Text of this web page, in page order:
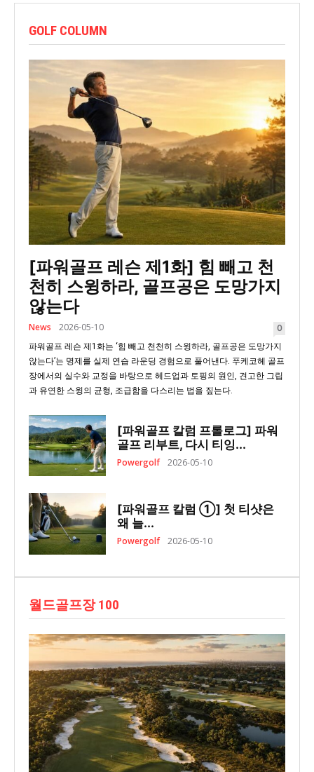
GOLF COLUMN
[파워골프 레슨 제1화] 힘 빼고 천
천히 스윙하라, 골프공은 도망가지
않는다
News 2026-05-10 0
파워골프 레슨 제1화는 ‘힘 빼고 천천히 스윙하라, 골프공은 도망가지
않는다’는 명제를 실제 연습 라운딩 경험으로 풀어낸다. 푸케코헤 골프
장에서의 실수와 교정을 바탕으로 헤드업과 토핑의 원인, 견고한 그립
과 유연한 스윙의 균형, 조급함을 다스리는 법을 짚는다.
[파워골프 칼럼 프롤로그] 파워
골프 리부트, 다시 티잉...
Powergolf 2026-05-10
[파워골프 칼럼 ①] 첫 티샷은
왜 늘...
Powergolf 2026-05-10
월드골프장 100